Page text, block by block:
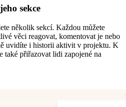
sekce
několik sekcí. Každou můžete
věci reagovat, komentovat je nebo
uvidíte i historii aktivit v projektu. K
přiřazovat lidi zapojené na